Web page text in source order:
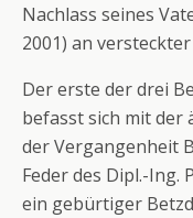
Nachlass seines
2001) an
Der erste der drei
befasst sich mit
der Vergangenheit
Feder des Dipl.-Ing.
ein gebürtiger